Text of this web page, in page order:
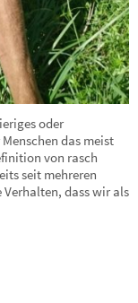
oder
das meist
von rasch
seit mehreren
dass wir als